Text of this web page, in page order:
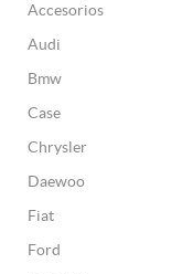
Accesorios
Audi
Bmw
Case
Chrysler
Daewoo
Fiat
Ford